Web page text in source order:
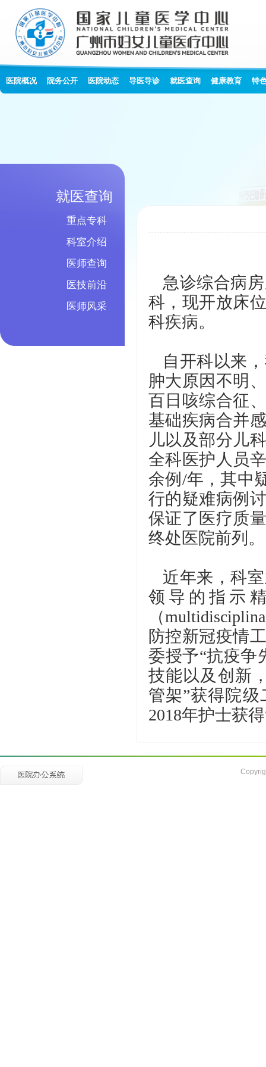
医院概况 院务公开 医院动态 导医导诊 就医查询 健康教育 特
就医查询
重点专科
科室介绍
医师查询
医技前沿
医师风采
急诊综合病
科，现开放床
科疾病。
自开科以来
肿大原因不明
百日咳综合征
基础疾病合并
儿以及部分儿
全科医护人员
余例/年，其中
行的疑难病例
保证了医疗质
终处医院前列。
近年来，科
领导的指示
（
防控新冠疫情
委授予“抗疫争
技能以及创新
管架”获得院
2018年护士获